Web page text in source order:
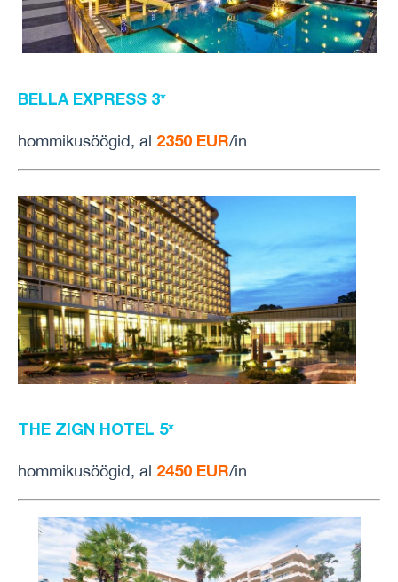
BELLA EXPRESS 3*
hommikusöögid, al 2350 EUR/in
THE ZIGN HOTEL 5*
hommikusöögid, al 2450 EUR/in